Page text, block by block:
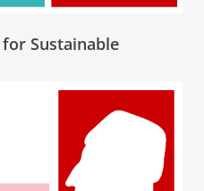
Sustainable